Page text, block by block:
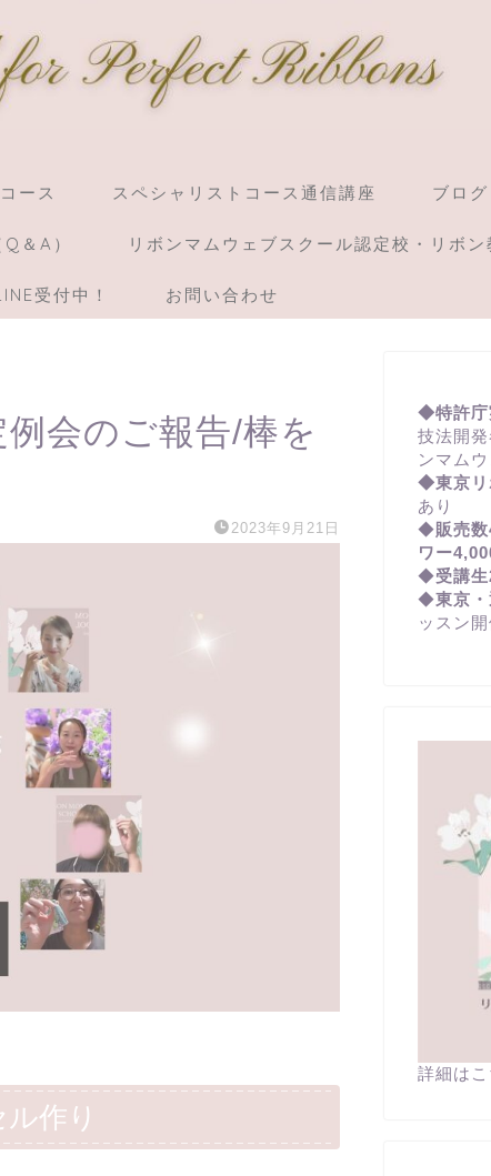
ース スペシャリストコース通信講座 ブログ
＆A） リボンマムウェブスクール認定校・リボン
受付中！ お問い合わせ
例会のご報告/棒を
2023年9月21日
作り
◆特許庁
技法開
ンマム
◆東京リ
あり
◆販売
ワー
◆受講
◆東京
ッスン開
詳細はこ